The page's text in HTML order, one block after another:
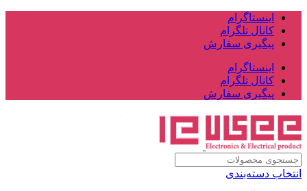
اینستاگرام
کانال تلگرام
پیگیری سفارش
اینستاگرام
کانال تلگرام
پیگیری سفارش
انتخاب دسته‌بندی